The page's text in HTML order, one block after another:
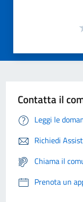
Contatta il
Leggi le
Richiedi
Chiama il
Prenota un